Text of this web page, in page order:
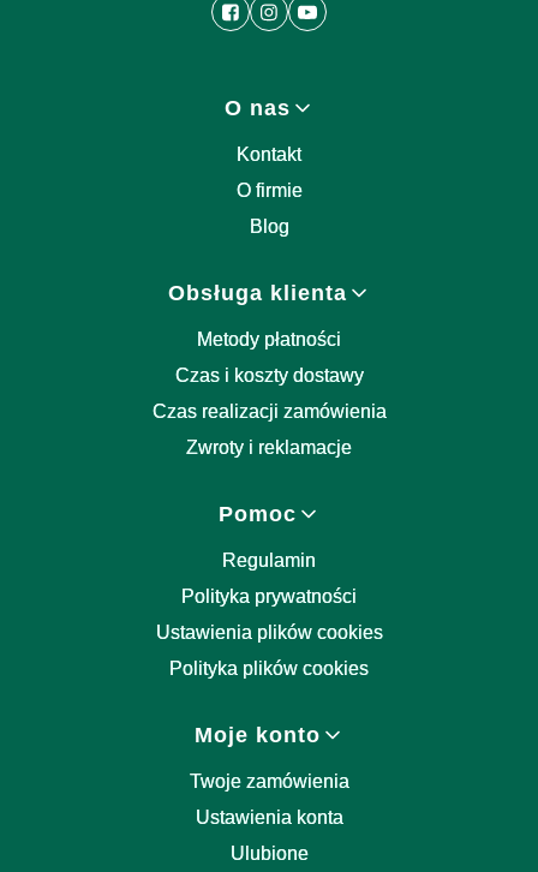
O nas
Kontakt
O firmie
Blog
Obsługa klienta
Metody płatności
Czas i koszty dostawy
Czas realizacji zamówienia
Zwroty i reklamacje
Pomoc
Regulamin
Polityka prywatności
Ustawienia plików cookies
Polityka plików cookies
Moje konto
Twoje zamówienia
Ustawienia konta
Ulubione